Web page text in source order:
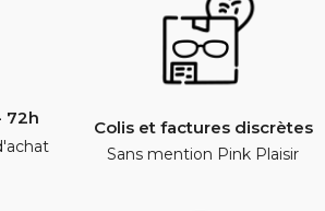
72h Colis et factures discrètes
Sans mention Pink Plaisir